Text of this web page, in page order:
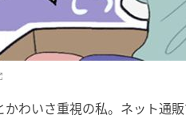
かわいさ重視の私。ネット通